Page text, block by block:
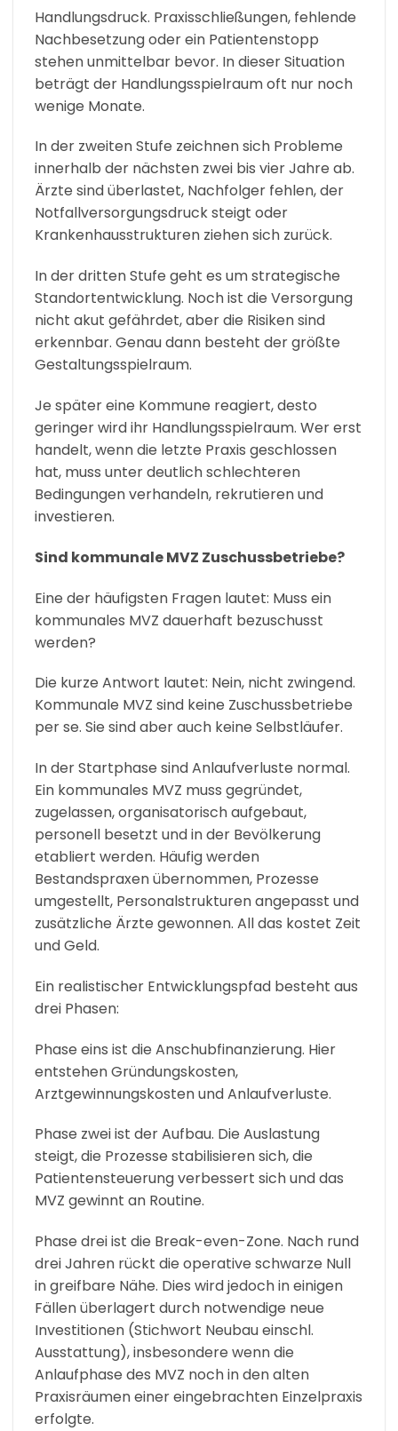
Handlungsdruck. Praxisschließungen, fehlende
Nachbesetzung oder ein Patientenstopp
stehen unmittelbar bevor. In dieser Situation
beträgt der Handlungsspielraum oft nur noch
wenige Monate.
In der zweiten Stufe zeichnen sich Probleme
innerhalb der nächsten zwei bis vier Jahre ab.
Ärzte sind überlastet, Nachfolger fehlen, der
Notfallversorgungsdruck steigt oder
Krankenhausstrukturen ziehen sich zurück.
In der dritten Stufe geht es um strategische
Standortentwicklung. Noch ist die Versorgung
nicht akut gefährdet, aber die Risiken sind
erkennbar. Genau dann besteht der größte
Gestaltungsspielraum.
Je später eine Kommune reagiert, desto
geringer wird ihr Handlungsspielraum. Wer erst
handelt, wenn die letzte Praxis geschlossen
hat, muss unter deutlich schlechteren
Bedingungen verhandeln, rekrutieren und
investieren.
Sind kommunale MVZ Zuschussbetriebe?
Eine der häufigsten Fragen lautet: Muss ein
kommunales MVZ dauerhaft bezuschusst
werden?
Die kurze Antwort lautet: Nein, nicht zwingend.
Kommunale MVZ sind keine Zuschussbetriebe
per se. Sie sind aber auch keine Selbstläufer.
In der Startphase sind Anlaufverluste normal.
Ein kommunales MVZ muss gegründet,
zugelassen, organisatorisch aufgebaut,
personell besetzt und in der Bevölkerung
etabliert werden. Häufig werden
Bestandspraxen übernommen, Prozesse
umgestellt, Personalstrukturen angepasst und
zusätzliche Ärzte gewonnen. All das kostet Zeit
und Geld.
Ein realistischer Entwicklungspfad besteht aus
drei Phasen:
Phase eins ist die Anschubfinanzierung. Hier
entstehen Gründungskosten,
Arztgewinnungskosten und Anlaufverluste.
Phase zwei ist der Aufbau. Die Auslastung
steigt, die Prozesse stabilisieren sich, die
Patientensteuerung verbessert sich und das
MVZ gewinnt an Routine.
Phase drei ist die Break-even-Zone. Nach rund
drei Jahren rückt die operative schwarze Null
in greifbare Nähe. Dies wird jedoch in einigen
Fällen überlagert durch notwendige neue
Investitionen (Stichwort Neubau einschl.
Ausstattung), insbesondere wenn die
Anlaufphase des MVZ noch in den alten
Praxisräumen einer eingebrachten Einzelpraxis
erfolgte.